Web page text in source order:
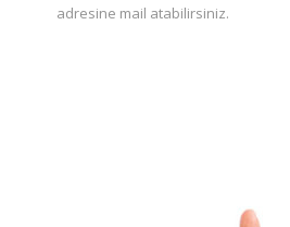
adresine mail atabilirsiniz.